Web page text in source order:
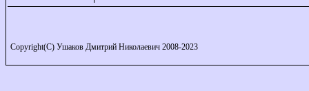
Copyright(C) Ушаков Дмитрий Николаевич 2008-2023